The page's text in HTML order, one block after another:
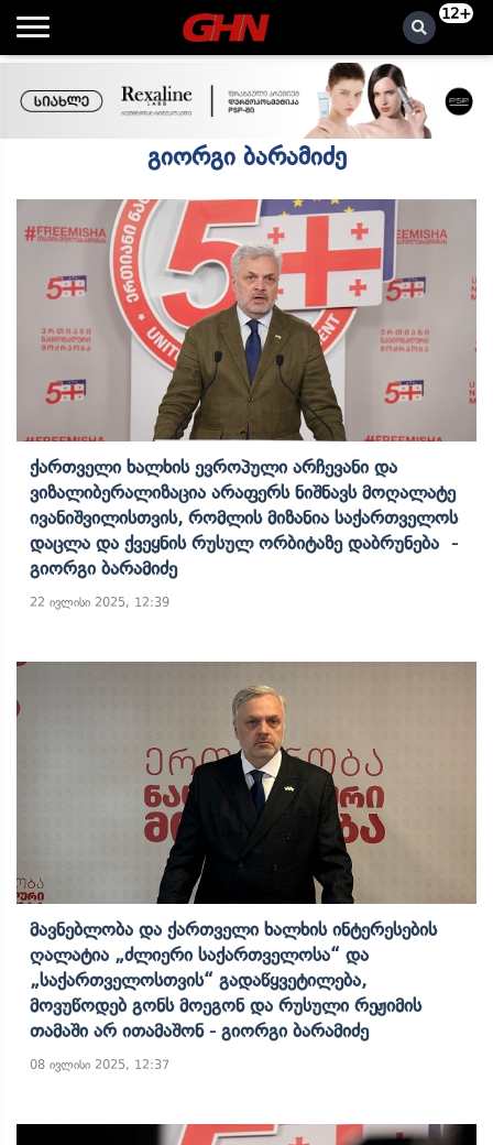
12+
გიორგი ბარამიძე
Ქართველი Ხალხის Ევროპული Არჩევანი Და
Ვიზალიბერალიზაცია Არაფერს Ნიშნავს Მოღალატე
Ივანიშვილისთვის, Რომლის Მიზანია Საქართველოს
Დაცლა Და Ქვეყნის Რუსულ Ორბიტაზე Დაბრუნება -
Გიორგი Ბარამიძე
22 ივლისი 2025, 12:39
Მავნებლობა Და Ქართველი Ხალხის Ინტერესების
Ღალატია „ძლიერი Საქართველოსა“ Და
„საქართველოსთვის“ Გადაწყვეტილება,
Მოვუწოდებ Გონს Მოეგონ Და Რუსული Რეჟიმის
Თამაში Არ Ითამაშონ - Გიორგი Ბარამიძე
08 ივლისი 2025, 12:37